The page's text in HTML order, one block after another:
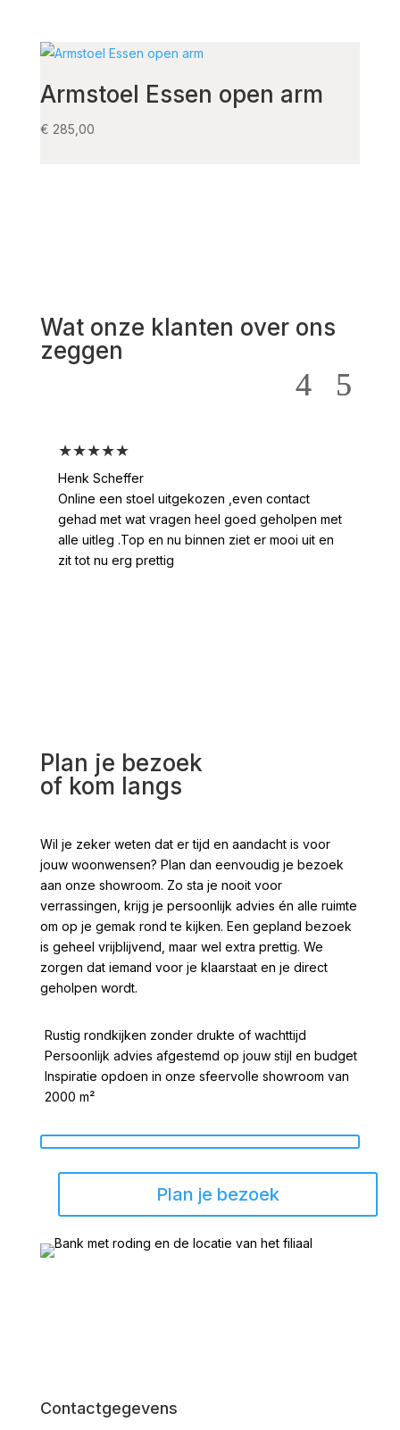
Armstoel Essen open arm
€ 285,00
Wat onze klanten over ons
zeggen
★★★★★
Henk Scheffer
Online een stoel uitgekozen ,even contact
gehad met wat vragen heel goed geholpen met
alle uitleg .Top en nu binnen ziet er mooi uit en
zit tot nu erg prettig
Plan je bezoek
of kom langs
Wil je zeker weten dat er tijd en aandacht is voor
jouw woonwensen? Plan dan eenvoudig je bezoek
aan onze showroom. Zo sta je nooit voor
verrassingen, krijg je persoonlijk advies én alle ruimte
om op je gemak rond te kijken. Een gepland bezoek
is geheel vrijblijvend, maar wel extra prettig. We
zorgen dat iemand voor je klaarstaat en je direct
geholpen wordt.
Rustig rondkijken zonder drukte of wachttijd
Persoonlijk advies afgestemd op jouw stijl en budget
Inspiratie opdoen in onze sfeervolle showroom van
2000 m²
Plan je bezoek
Contactgegevens